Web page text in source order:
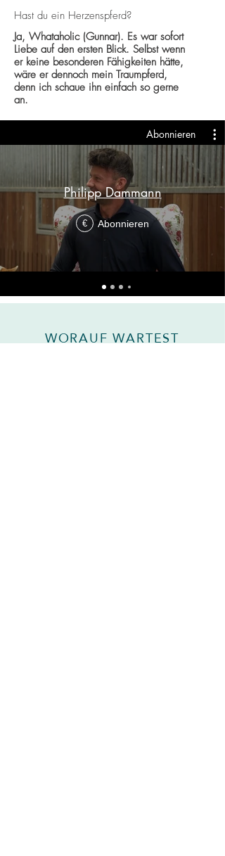
Hast du ein Herzenspferd?
Ja, Whataholic (Gunnar). Es war sofort
Liebe auf den ersten Blick. Selbst wenn
er keine besonderen Fähigkeiten hätte,
wäre er dennoch mein Traumpferd,
denn ich schaue ihn einfach so gerne
an.
Abonnieren
Philipp Dammann
€ Abonnieren
WORAUF WARTEST